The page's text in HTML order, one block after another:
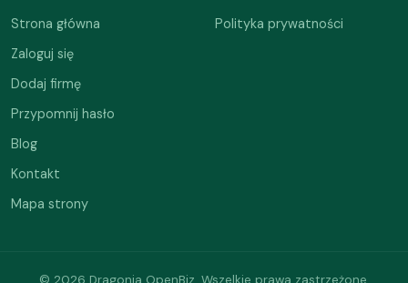
Strona główna
Zaloguj się
Dodaj firmę
Przypomnij hasło
Blog
Kontakt
Mapa strony
Polityka prywatności
© 2026 Dragonia OpenBiz. Wszelkie prawa zastrzeżone.